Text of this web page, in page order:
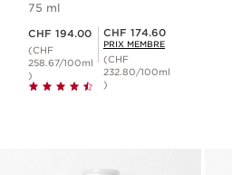
75 ml
CHF 194.00
(CHF
258.67/100ml
)
Prix Sérénité CHF 174.60
CHF 174.60
PRIX MEMBRE
(CHF
232.80/100ml
)